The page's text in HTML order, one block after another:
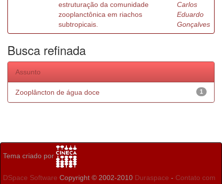
estruturação da comunidade
zooplanctônica em riachos
subtropicais.
Carlos
Eduardo
Gonçalves
Busca refinada
Assunto
1
Zooplâncton de água doce
Tema criado por
DSpace Software Copyright © 2002-2010 Duraspace - Contato com